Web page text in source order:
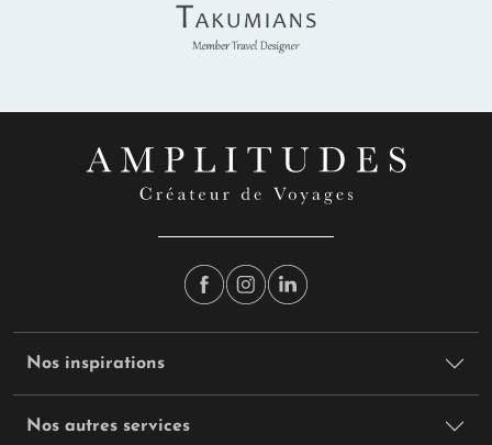
Takumians
Nos inspirations
Nos autres services